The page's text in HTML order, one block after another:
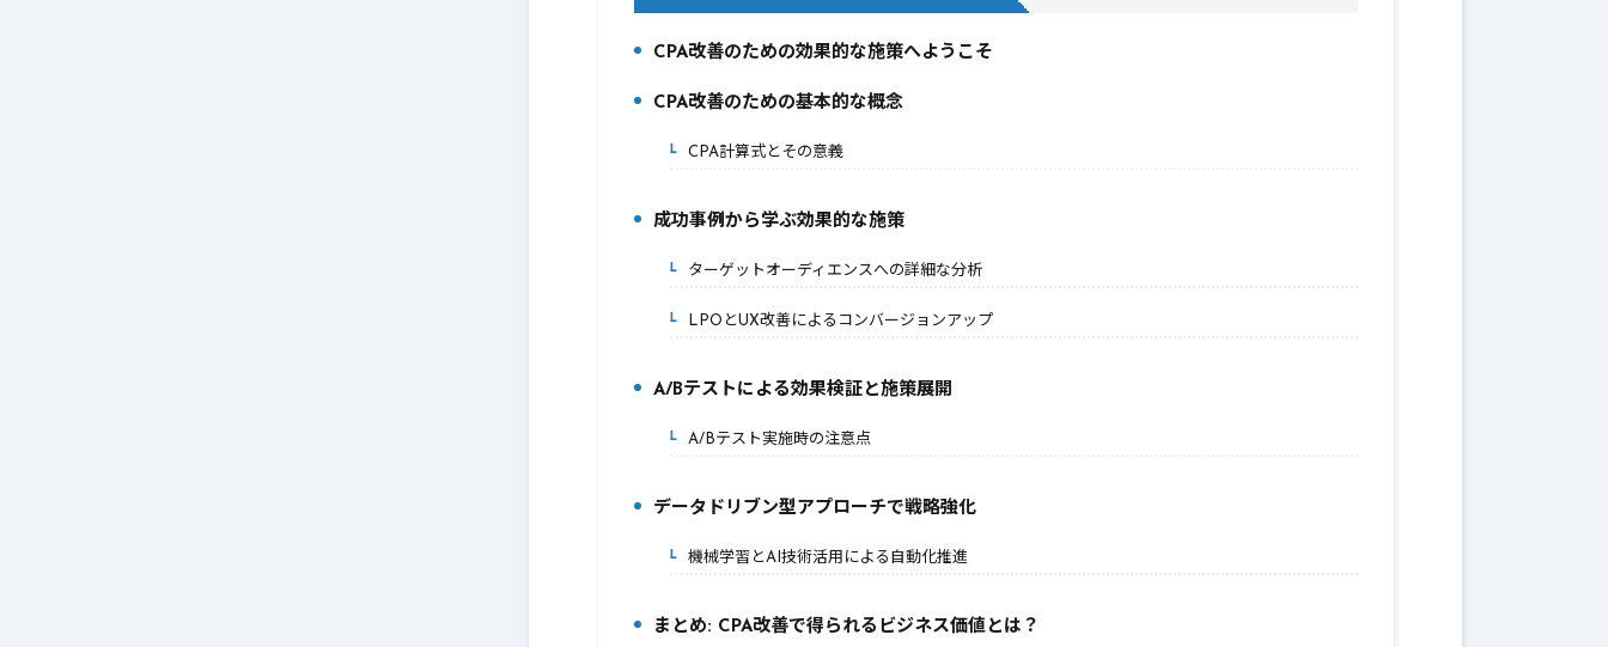
CPA改善のための効果的な施策へようこそ
CPA改善のための基本的な概念
2-1.CPA計算式とその意義
3.
成功事例から学ぶ効果的な施策
3-1.ターゲットオーディエンスへの詳細な分析
3-2.LPOとUX改善によるコンバージョンアップ
4.
A/Bテストによる効果検証と施策展開
4-1.A/Bテスト実施時の注意点
データドリブン型アプローチで戦略強化
5-1.機械学習とAI技術活用による自動化推進
6.
まとめ: CPA改善で得られるビジネス価値とは？